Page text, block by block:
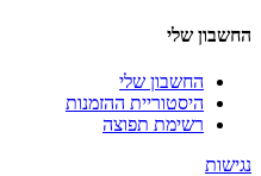
החשבון שלי
החשבון שלי
היסטוריית ההזמנות
רשימת תפוצה
נגישות